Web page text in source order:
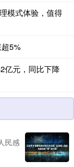
模式体验，值得
5%
亿元，同比下降
民感